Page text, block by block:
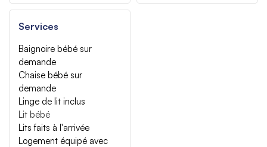
Services
Baignoire bébé sur
demande
Chaise bébé sur
demande
Linge de lit inclus
Lit bébé
Lits faits à l'arrivée
Logement équipé avec